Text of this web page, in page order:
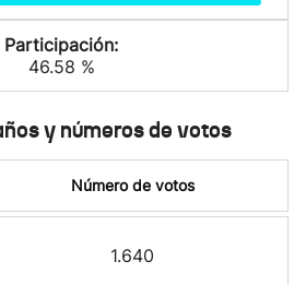
Participación:
46.58 %
y números de votos
Número de votos
1.640